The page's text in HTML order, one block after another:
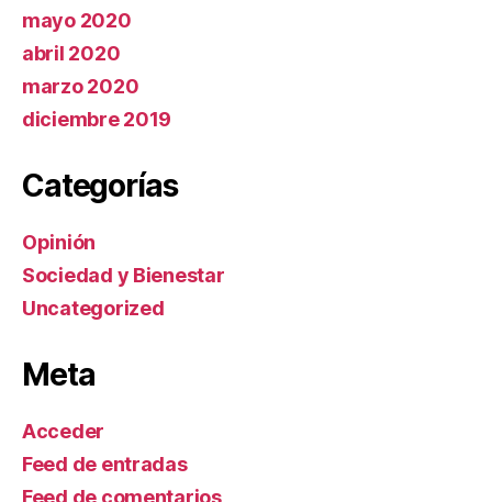
mayo 2020
abril 2020
marzo 2020
diciembre 2019
Categorías
Opinión
Sociedad y Bienestar
Uncategorized
Meta
Acceder
Feed de entradas
Feed de comentarios